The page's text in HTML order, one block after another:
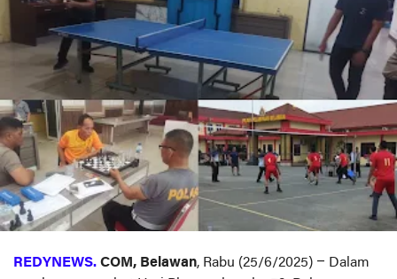
REDYNEWS. COM, Belawan, Rabu (25/6/2025) – Dalam